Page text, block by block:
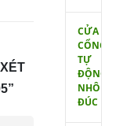
CỬA
CỔNG
TỰ
ĐỘNG
NHÔM
ĐÚC